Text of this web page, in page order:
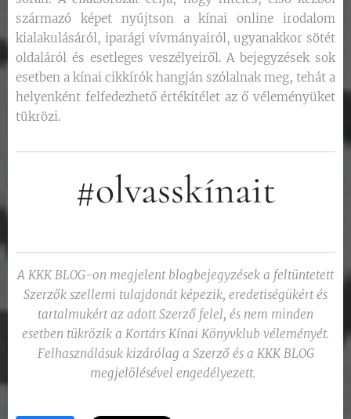
származó képet nyújtson a kínai online irodalom
kialakulásáról, iparági vívmányairól, ugyanakkor sötét
oldaláról és esetleges veszélyeiről. A bejegyzések sok
esetben a kínai cikkírók hangján szólalnak meg, tehát a
helyenként felfedezhető értékítélet az ő véleményüket
tükrözi.
#olvasskínait
A KKK BLOG-on megjelent blogbejegyzések a feltüntetett
Szerzők szellemi tulajdonát képezik, eredetiségükért és
tartalmukért az adott Szerző felel, és nem minden
esetben tükrözik a Kortárs Kínai Könyvklub véleményét.
Felhasználásuk kizárólag a Szerző és a KKK BLOG
megjelölésével engedélyezett.